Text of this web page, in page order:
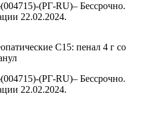
(РГ-RU)– Бессрочно.
22.02.2024.
C15: пенал 4 г со
(РГ-RU)– Бессрочно.
22.02.2024.